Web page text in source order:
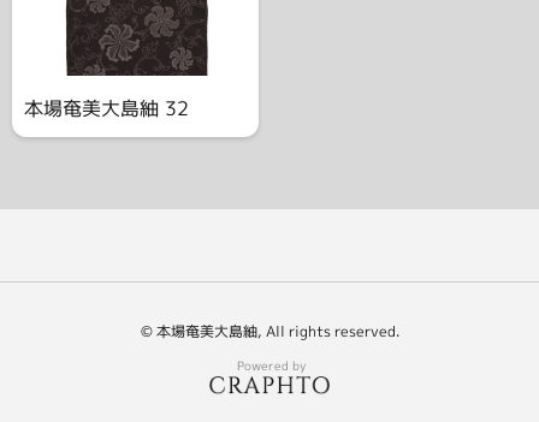
本場奄美大島紬 32
© 本場奄美大島紬, All rights reserved.
Powered by